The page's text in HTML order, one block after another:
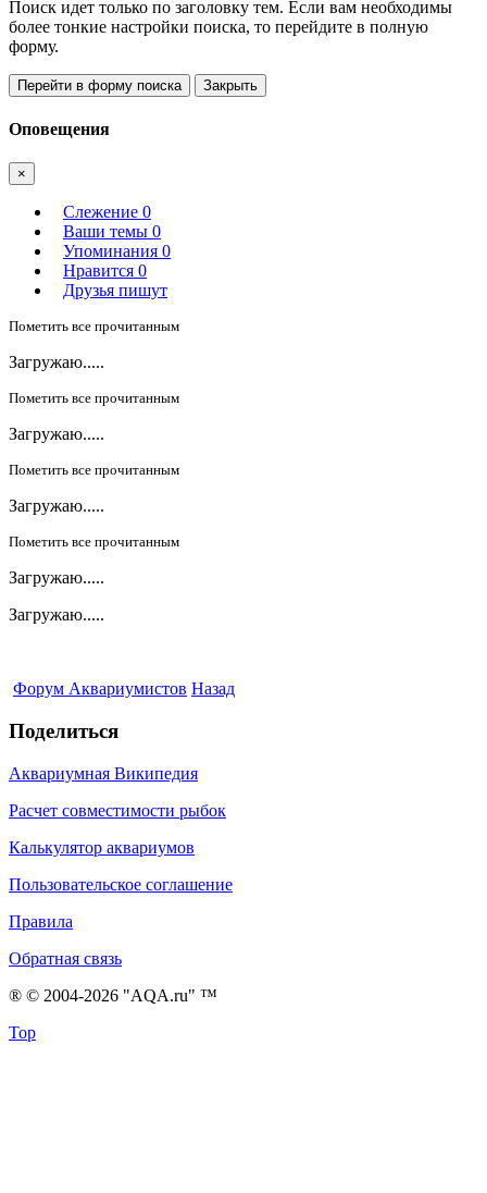
Поиск идет только по заголовку тем. Если вам необходимы
более тонкие настройки поиска, то перейдите в полную
форму.
Перейти в форму поиска Закрыть
Оповещения
×
Слежение 0
Ваши темы 0
Упоминания 0
Нравится 0
Друзья пишут
Пометить все прочитанным
Загружаю.....
Пометить все прочитанным
Загружаю.....
Пометить все прочитанным
Загружаю.....
Пометить все прочитанным
Загружаю.....
Загружаю.....
Форум Аквариумистов Назад
Поделиться
Аквариумная Википедия
Расчет совместимости рыбок
Калькулятор аквариумов
Пользовательское соглашение
Правила
Обратная связь
® © 2004-2026 "AQA.ru" ™
Top